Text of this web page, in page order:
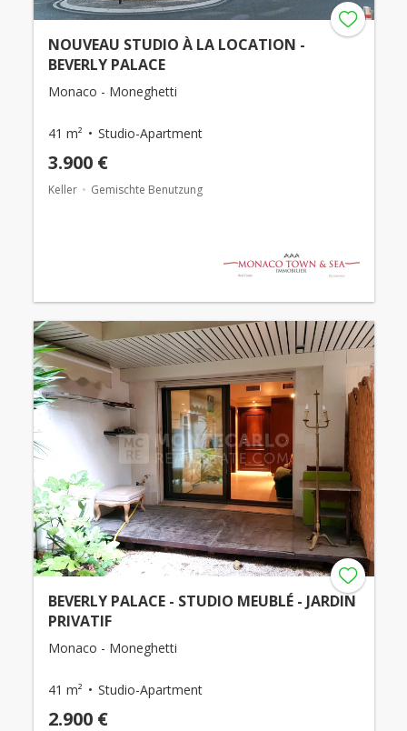
NOUVEAU STUDIO À LA LOCATION -
BEVERLY PALACE
Monaco - Moneghetti
41 m² Studio-Apartment
3.900 €
Keller Gemischte Benutzung
BEVERLY PALACE - STUDIO MEUBLÉ - JARDIN
PRIVATIF
Monaco - Moneghetti
41 m² Studio-Apartment
2.900 €